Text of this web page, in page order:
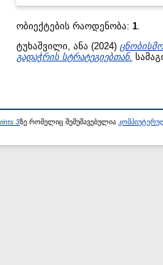
ობიექტების რაოდენობა: 1.
ტუხაშვილი, ანა (2024)
გადაჭრის სტრატეგიებთან.
3ზე რომელიც შემუშავებულია